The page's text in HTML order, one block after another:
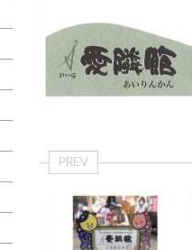
PREV